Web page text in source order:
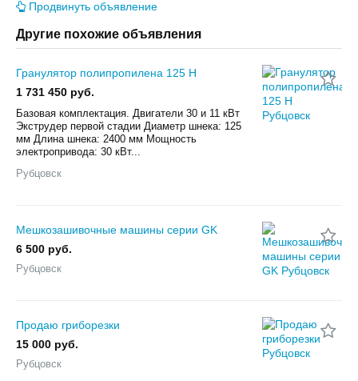
Продвинуть объявление
Другие похожие объявления
Гранулятор полипропилена 125 H
1 731 450 руб.
Базовая комплектация. Двигатели 30 и 11 кВт
Экструдер первой стадии Диаметр шнека: 125
мм Длина шнека: 2400 мм Мощность
электропривода: 30 кВт...
Рубцовск
Мешкозашивочные машины серии GK
6 500 руб.
Рубцовск
Продаю гриборезки
15 000 руб.
Рубцовск